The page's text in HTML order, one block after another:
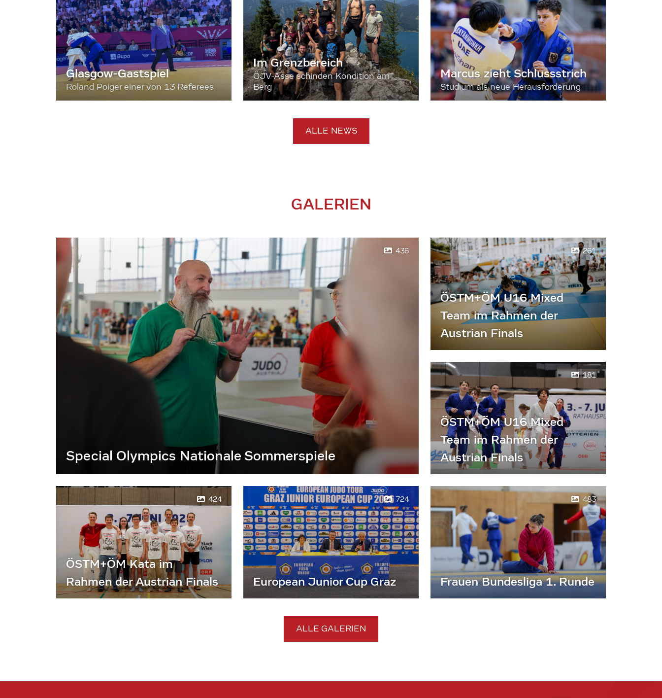
Glasgow-Gastspiel
Roland Poiger einer von 13 Referees
Im Grenzbereich
ÖJV-Asse schinden Kondition am
Berg
Marcus zieht Schlussstrich
Studium als neue Herausforderung
ALLE NEWS
GALERIEN
436
Special Olympics Nationale Sommerspiele
261
ÖSTM+ÖM U16 Mixed
Team im Rahmen der
Austrian Finals
181
ÖSTM+ÖM U16 Mixed
Team im Rahmen der
Austrian Finals
424
ÖSTM+ÖM Kata im
Rahmen der Austrian Finals
724
European Junior Cup Graz
483
Frauen Bundesliga 1. Runde
ALLE GALERIEN